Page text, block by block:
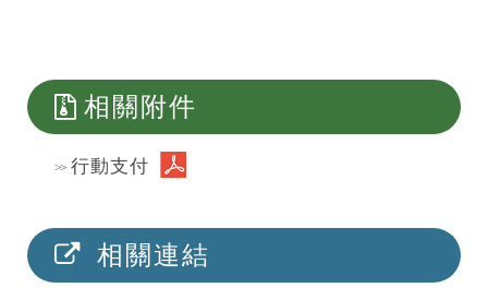
相關附件
行動支付
相關連結